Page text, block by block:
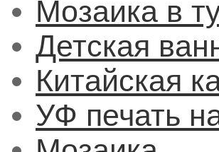
Мозаика в
Детская
Китайская
УФ печать